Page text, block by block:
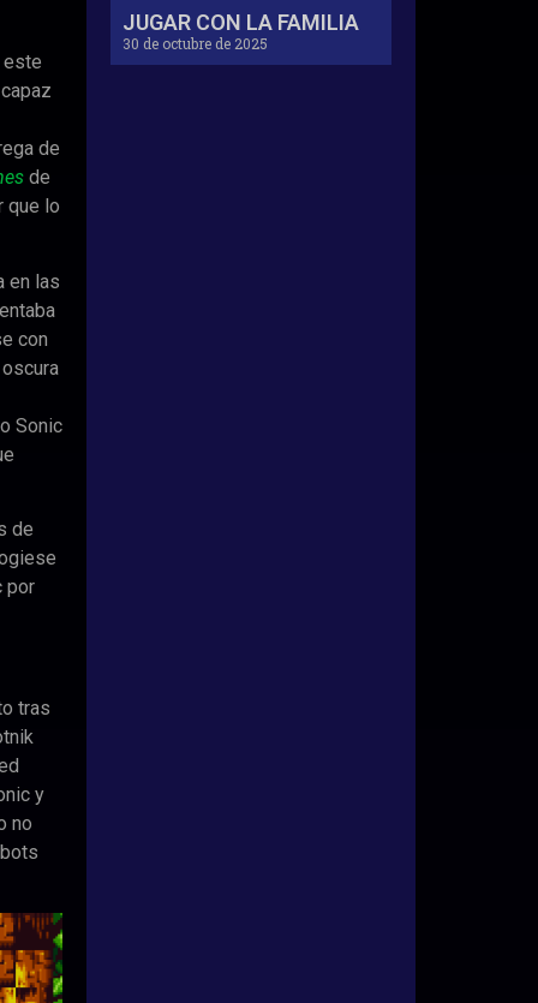
este
de
de
que lo
en las
con
Sonic
de
por
tras
y
no
JUGAR CON LA FAMILIA
30 de octubre de 2025